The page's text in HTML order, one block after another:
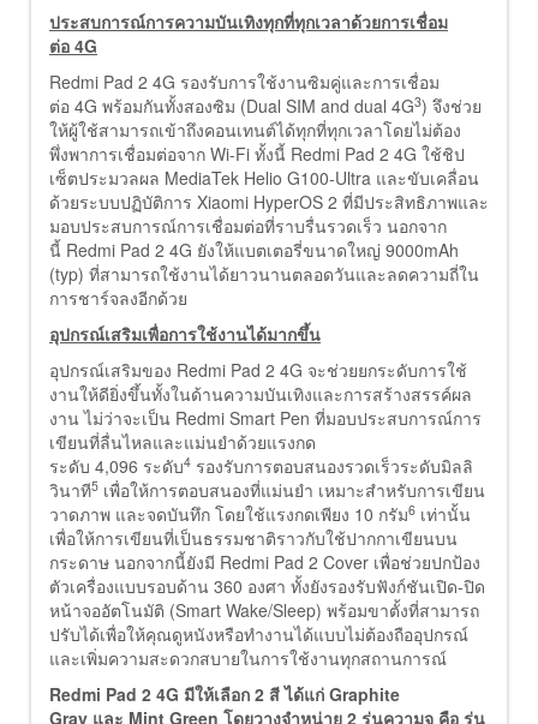
ประสบการณ์การความบันเทิงทุกที่ทุกเวลาด้วยการเชื่อม
ต่อ 4G
Redmi Pad 2 4G รองรับการใช้งานซิมคู่และการเชื่อม
ต่อ 4G พร้อมกันทั้งสองซิม (Dual SIM and dual 4G3) จึงช่วย
ให้ผู้ใช้สามารถเข้าถึงคอนเทนต์ได้ทุกที่ทุกเวลาโดยไม่ต้อง
พึ่งพาการเชื่อมต่อจาก Wi-Fi ทั้งนี้ Redmi Pad 2 4G ใช้ชิป
เซ็ตประมวลผล MediaTek Helio G100-Ultra และขับเคลื่อน
ด้วยระบบปฏิบัติการ Xiaomi HyperOS 2 ที่มีประสิทธิภาพและ
มอบประสบการณ์การเชื่อมต่อที่ราบรื่นรวดเร็ว นอกจาก
นี้ Redmi Pad 2 4G ยังให้แบตเตอรี่ขนาดใหญ่ 9000mAh
(typ) ที่สามารถใช้งานได้ยาวนานตลอดวันและลดความถี่ใน
การชาร์จลงอีกด้วย
อุปกรณ์เสริมเพื่อการใช้งานได้มากขึ้น
อุปกรณ์เสริมของ Redmi Pad 2 4G จะช่วยยกระดับการใช้
งานให้ดียิ่งขึ้นทั้งในด้านความบันเทิงและการสร้างสรรค์ผล
งาน ไม่ว่าจะเป็น Redmi Smart Pen ที่มอบประสบการณ์การ
เขียนที่ลื่นไหลและแม่นยำด้วยแรงกด
ระดับ 4,096 ระดับ4 รองรับการตอบสนองรวดเร็วระดับมิลลิ
วินาที5 เพื่อให้การตอบสนองที่แม่นยำ เหมาะสำหรับการเขียน
วาดภาพ และจดบันทึก โดยใช้แรงกดเพียง 10 กรัม6 เท่านั้น
เพื่อให้การเขียนที่เป็นธรรมชาติราวกับใช้ปากกาเขียนบน
กระดาษ นอกจากนี้ยังมี Redmi Pad 2 Cover เพื่อช่วยปกป้อง
ตัวเครื่องแบบรอบด้าน 360 องศา ทั้งยังรองรับฟังก์ชันเปิด-ปิด
หน้าจออัตโนมัติ (Smart Wake/Sleep) พร้อมขาตั้งที่สามารถ
ปรับได้เพื่อให้คุณดูหนังหรือทำงานได้แบบไม่ต้องถืออุปกรณ์
และเพิ่มความสะดวกสบายในการใช้งานทุกสถานการณ์
Redmi Pad 2 4G มีให้เลือก 2 สี ได้แก่ Graphite
Gray และ Mint Green โดยวางจำหน่าย 2 รุ่นความจุ คือ รุ่น